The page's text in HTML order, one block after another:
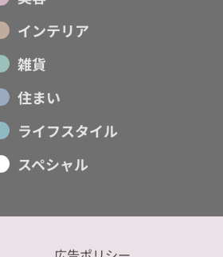
インテリア
雑貨
住まい
ライフスタイル
スペシャル